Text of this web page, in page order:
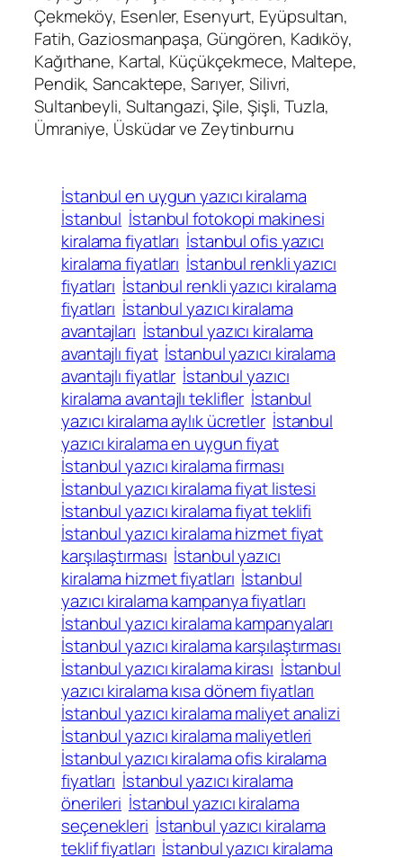
Çekmeköy, Esenler, Esenyurt, Eyüpsultan,
Fatih, Gaziosmanpaşa, Güngören, Kadıköy,
Kağıthane, Kartal, Küçükçekmece, Maltepe,
Pendik, Sancaktepe, Sarıyer, Silivri,
Sultanbeyli, Sultangazi, Şile, Şişli, Tuzla,
Ümraniye, Üsküdar ve Zeytinburnu
İstanbul en uygun yazıcı kiralama
İstanbul İstanbul fotokopi makinesi
kiralama fiyatları İstanbul ofis yazıcı
kiralama fiyatları İstanbul renkli yazıcı
fiyatları İstanbul renkli yazıcı kiralama
fiyatları İstanbul yazıcı kiralama
avantajları İstanbul yazıcı kiralama
avantajlı fiyat İstanbul yazıcı kiralama
avantajlı fiyatlar İstanbul yazıcı
kiralama avantajlı teklifler İstanbul
yazıcı kiralama aylık ücretler İstanbul
yazıcı kiralama en uygun fiyat
İstanbul yazıcı kiralama firması
İstanbul yazıcı kiralama fiyat listesi
İstanbul yazıcı kiralama fiyat teklifi
İstanbul yazıcı kiralama hizmet fiyat
karşılaştırması İstanbul yazıcı
kiralama hizmet fiyatları İstanbul
yazıcı kiralama kampanya fiyatları
İstanbul yazıcı kiralama kampanyaları
İstanbul yazıcı kiralama karşılaştırması
İstanbul yazıcı kiralama kirası İstanbul
yazıcı kiralama kısa dönem fiyatları
İstanbul yazıcı kiralama maliyet analizi
İstanbul yazıcı kiralama maliyetleri
İstanbul yazıcı kiralama ofis kiralama
fiyatları İstanbul yazıcı kiralama
önerileri İstanbul yazıcı kiralama
seçenekleri İstanbul yazıcı kiralama
teklif fiyatları İstanbul yazıcı kiralama